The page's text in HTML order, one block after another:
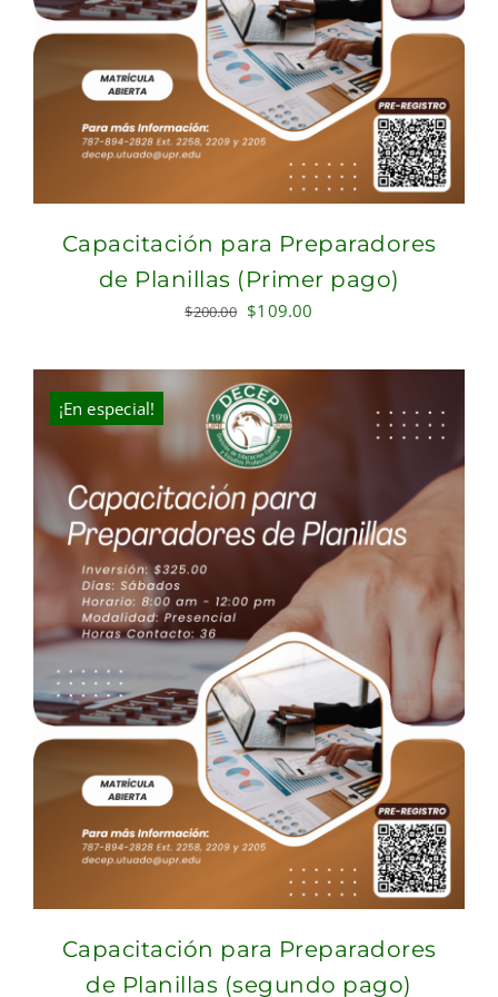
Capacitación para Preparadores
de Planillas (Primer pago)
$200.00 Original
was:
$200.00.
$109.00
is:
¡En especial!
Capacitación para Preparadores
de Planillas (segundo pago)